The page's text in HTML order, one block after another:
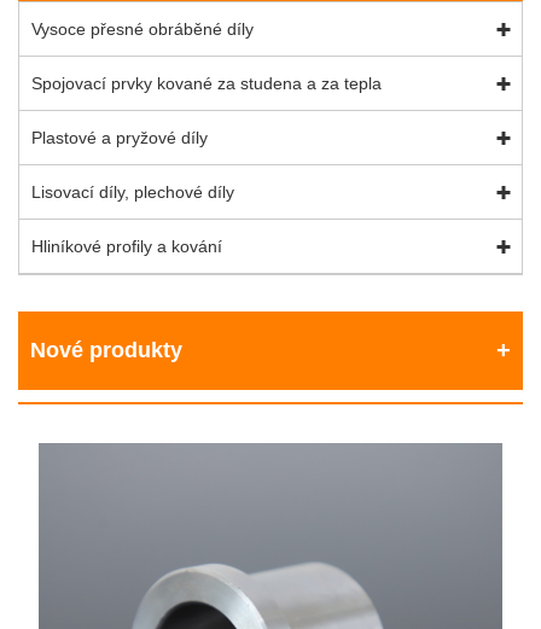
Vysoce přesné obráběné díly
Spojovací prvky kované za studena a za tepla
Plastové a pryžové díly
Lisovací díly, plechové díly
Hliníkové profily a kování
Nové produkty